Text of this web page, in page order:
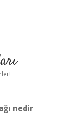
nedir